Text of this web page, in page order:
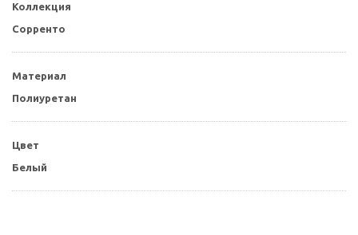
Коллекция
Сорренто
Материал
Полиуретан
Цвет
Белый